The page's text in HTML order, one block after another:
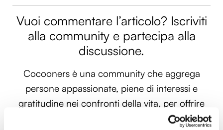
Vuoi commentare l’articolo? Iscriviti
alla community e partecipa alla
discussione.
Cocooners è una community che aggrega
persone appassionate, piene di interessi e
gratitudine nei confronti della vita, per offrire
loro esperienze di socialità e risorse per vivere